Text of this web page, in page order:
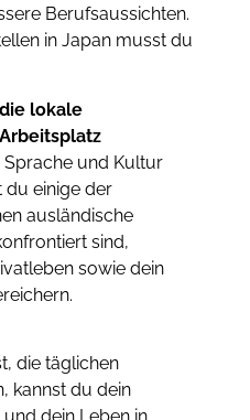
Berufsaussichten.
in Japan musst du
lokale
und Kultur
du einige der
ausländische
sind,
sowie dein
die täglichen
kannst du dein